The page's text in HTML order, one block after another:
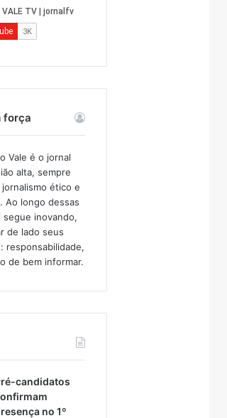
força
Vale é o jornal
alta, sempre
ético e
Ao longo dessas
segue inovando,
de lado seus
responsabilidade,
de bem informar.​
candidatos
no 1º